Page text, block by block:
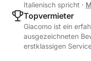
Italienisch spricht ·
Topvermieter
Giacomo ist ein
ausgezeichneten
erstklassigen